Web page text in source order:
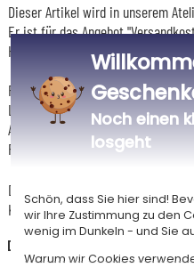
Dieser Artikel wird in unserem
Er ist für das Angebot
Hermes-Standardlieferung
Für jede Bestellung unter 85 €
Lieferkosten für den Kauf dieses
Artikel, die in unserem Atelier
Produkte), sind mit dem Logo
Das Voraussichtliche Lieferdatum
Kreditkarte oder
Deutschland
Noch einen
losgeht
Schön, dass Sie hier sind!
wir Ihre Zustimmung zu den
wenig im Dunkeln - und Sie
Warum wir Cookies